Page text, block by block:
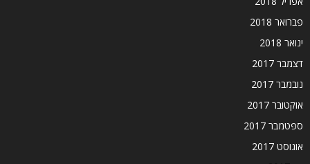
פברואר 2018
ינואר 2018
דצמבר 2017
נובמבר 2017
אוקטובר 2017
ספטמבר 2017
אוגוסט 2017